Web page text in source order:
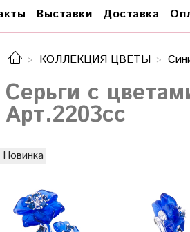
Выставки Доставка
КОЛЛЕКЦИЯ ЦВЕТЫ
Серьги с
Арт.2203сс
Новинка